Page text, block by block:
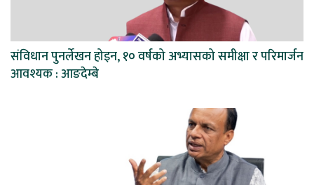
संविधान पुनर्लेखन होइन, १० वर्षको अभ्यासको समीक्षा र परिमार्जन
आवश्यक : आङदेम्बे